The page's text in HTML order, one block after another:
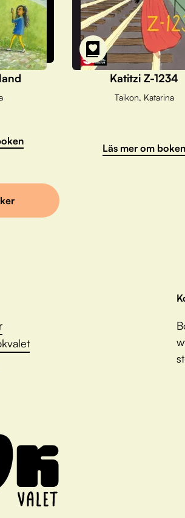
Katitzi Z-1234
Taikon, Katarina
Läs mer om boken